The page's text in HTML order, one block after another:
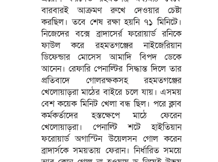
বারবারই আক্রমণ রুখে দেওয়ার চেষ্টা
করছিল। তবে শেষ রক্ষা হয়নি ৭১ মিনিটে।
নিজেদের বক্সে ব্রাদাসের্র ফরোয়ার্ড রনিকে
ফাউল করে রহমতগঞ্জের নাইজেরিয়ান
ডিফেন্ডার মোসেস আমাদি বিপদ ডেকে
আনেন। রেফারি পেনাল্টির সিদ্ধান্ত দিলে তার
প্রতিবাদে গোলরক্ষকসহ রহমতগঞ্জের
খেলোয়াড়রা মাঠের বাইরে চলে যায়। এসময়
বেশ কয়েক মিনিট খেলা বন্ধ ছিল। পরে ক্লাব
কর্মকর্তাদের হস্তক্ষেপে মাঠে ফেরেন
খেলোয়াড়রা। পেনাল্টি শটে হাইতিয়ান
ফরোয়ার্ড অগাস্টিন উয়েলসন গোল করেন
ব্রাদার্সকে সময়তায় ফেরান। নির্ধারিত সময়ে